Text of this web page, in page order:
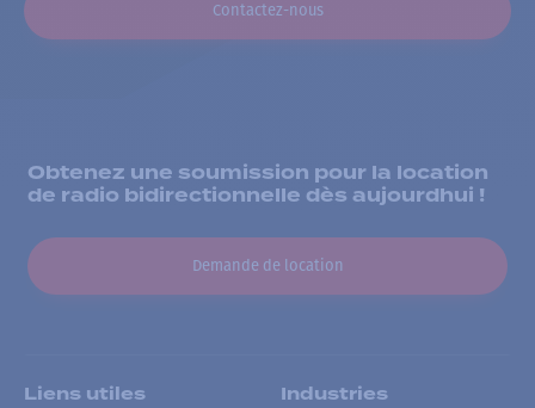
Contactez-nous
Obtenez une soumission pour la location
de radio bidirectionnelle dès aujourdhui !
Demande de location
Liens utiles Industries